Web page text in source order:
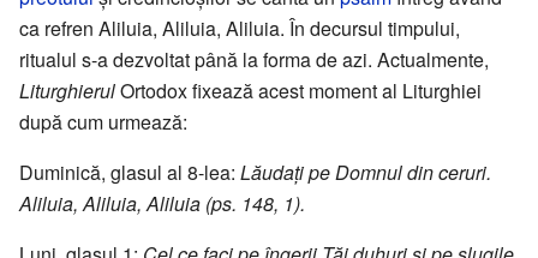
ca refren Aliluia, Aliluia, Aliluia. În decursul timpului,
ritualul s-a dezvoltat până la forma de azi. Actualmente,
LiturghierulOrtodox fixează acest moment al Liturghiei
după cum urmează:
Duminică, glasul al 8-lea: Lăudaţi pe Domnul din ceruri.
Aliluia, Aliluia, Aliluia (ps. 148, 1).